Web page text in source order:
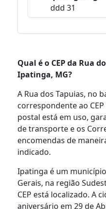
ddd 31
Qual é o CEP da Rua
Ipatinga, MG?
A Rua dos Tapuias, no
correspondente ao
postal está em uso,
de transporte e os
encomendas de
indicado.
Ipatinga é um
Gerais, na região
CEP está localizado. A
aniversário em 29 de